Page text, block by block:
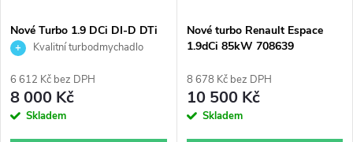
p
r
o
s
p
r
Nové Turbo 1.9 DCi DI-D DTi
DI Laguna Megane Nissan
751768 717345 738123
Kvalitní turbodmychadlo
6 612 Kč bez DPH
8 000 Kč
Skladem
Nové turbo Renault Espace
1.9dCi 85kW 708639
8 678 Kč bez DPH
10 500 Kč
Skladem